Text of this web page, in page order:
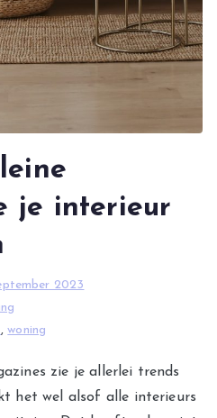
je interieur
2023
,woning
zie je allerlei trends
het wel alsof alle interieurs